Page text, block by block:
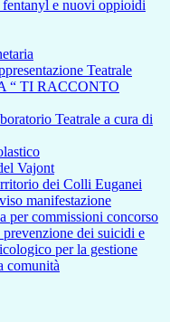
e nuovi oppioidi
Teatrale
“ TI RACCONTO
Teatrale a cura di
Vajont
dei Colli Euganei
manifestazione
per commissioni concorso
dei suicidi e
per la gestione
comunità